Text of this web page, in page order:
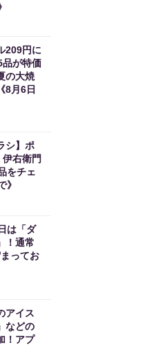
209円に
品が特価
の大焼
8月6日
シ】ポ
右衛門
をチェ
》
は「ダ
！通常
ってお
アイス
などの
！アプ